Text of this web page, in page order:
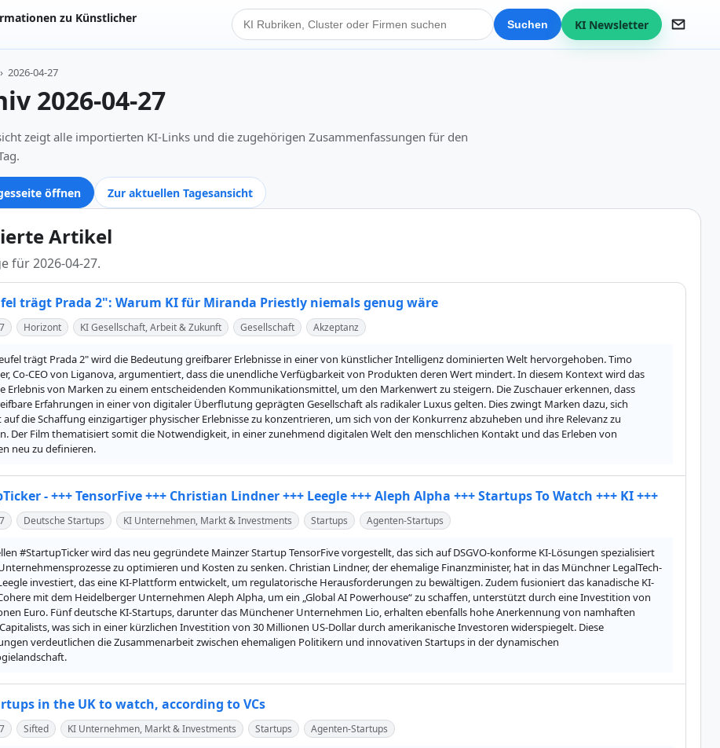
zu Künstlicher
KI Suche Suchen KI Newsletter
› 2026-04-27
2026-04-27
zeigt alle importierten KI-Links und die zugehörigen Zusammenfassungen für den
öffnen Zur aktuellen Tagesansicht
Artikel
für 2026-04-27.
trägt Prada 2": Warum KI für Miranda Priestly niemals genug wäre
Horizont KI Gesellschaft, Arbeit & Zukunft Gesellschaft Akzeptanz
trägt Prada 2" wird die Bedeutung greifbarer Erlebnisse in einer von künstlicher Intelligenz dominierten Welt hervorgehoben. Timo
Co-CEO von Liganova, argumentiert, dass die unendliche Verfügbarkeit von Produkten deren Wert mindert. In diesem Kontext wird das
Erlebnis von Marken zu einem entscheidenden Kommunikationsmittel, um den Markenwert zu steigern. Die Zuschauer erkennen, dass
Erfahrungen in einer von digitaler Überflutung geprägten Gesellschaft als radikaler Luxus gelten. Dies zwingt Marken dazu, sich
die Schaffung einzigartiger physischer Erlebnisse zu konzentrieren, um sich von der Konkurrenz abzuheben und ihre Relevanz zu
Der Film thematisiert somit die Notwendigkeit, in einer zunehmend digitalen Welt den menschlichen Kontakt und das Erleben von
neu zu definieren.
- +++ TensorFive +++ Christian Lindner +++ Leegle +++ Aleph Alpha +++ Startups To Watch +++ KI +++
Deutsche Startups KI Unternehmen, Markt & Investments Startups Agenten-Startups
#StartupTicker wird das neu gegründete Mainzer Startup TensorFive vorgestellt, das sich auf DSGVO-konforme KI-Lösungen spezialisiert
zu optimieren und Kosten zu senken. Christian Lindner, der ehemalige Finanzminister, hat in das Münchner LegalTech-
investiert, das eine KI-Plattform entwickelt, um regulatorische Herausforderungen zu bewältigen. Zudem fusioniert das kanadische KI-
mit dem Heidelberger Unternehmen Aleph Alpha, um ein „Global AI Powerhouse“ zu schaffen, unterstützt durch eine Investition von
Euro. Fünf deutsche KI-Startups, darunter das Münchener Unternehmen Lio, erhalten ebenfalls hohe Anerkennung von namhaften
was sich in einer kürzlichen Investition von 30 Millionen US-Dollar durch amerikanische Investoren widerspiegelt. Diese
verdeutlichen die Zusammenarbeit zwischen ehemaligen Politikern und innovativen Startups in der dynamischen
in the UK to watch, according to VCs
Sifted KI Unternehmen, Markt & Investments Startups Agenten-Startups